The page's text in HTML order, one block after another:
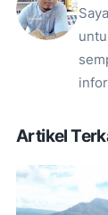
Artikel